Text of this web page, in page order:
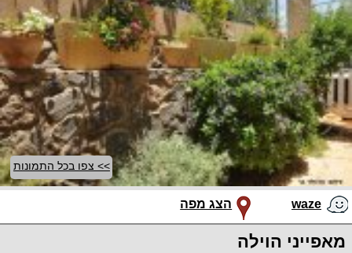
>> צפו בכל התמונות
waze הצג מפה
מאפייני הוילה